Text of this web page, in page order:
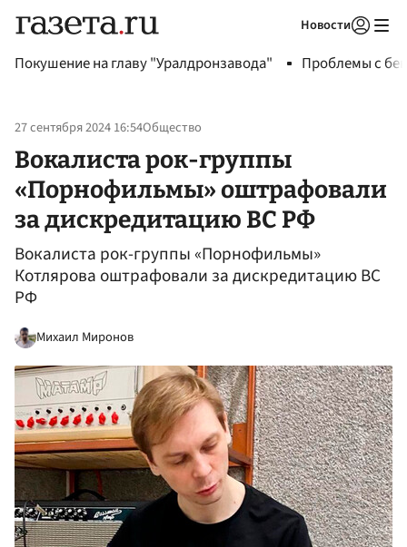
Новости
Покушение на главу "Уралдронзавода" Проблемы с
27 сентября 2024 16:54Общество
Вокалиста рок-группы
«Порнофильмы» оштрафовали
за дискредитацию ВС РФ
Вокалиста рок-группы «Порнофильмы»
Котлярова оштрафовали за дискредитацию ВС
РФ
Михаил Миронов